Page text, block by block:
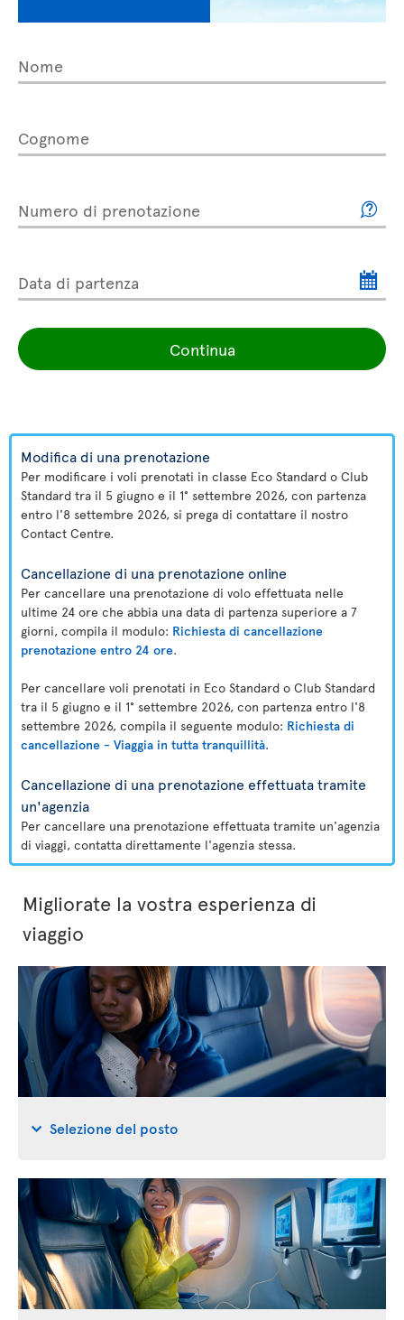
Nome
Cognome
Numero di prenotazione
Data di partenza
Continua
Modifica di una prenotazione
Per modificare i voli prenotati in classe Eco Standard o Club
Standard tra il 5 giugno e il 1° settembre 2026, con partenza
entro l'8 settembre 2026, si prega di contattare il nostro
Contact Centre.
Cancellazione di una prenotazione online
Per cancellare una prenotazione di volo effettuata nelle
ultime 24 ore che abbia una data di partenza superiore a 7
giorni, compila il modulo: Richiesta di cancellazione
prenotazione entro 24 ore.
Per cancellare voli prenotati in Eco Standard o Club Standard
tra il 5 giugno e il 1° settembre 2026, con partenza entro l'8
settembre 2026, compila il seguente modulo: Richiesta di
cancellazione - Viaggia in tutta tranquillità.
Cancellazione di una prenotazione effettuata tramite
un'agenzia
Per cancellare una prenotazione effettuata tramite un'agenzia
di viaggi, contatta direttamente l'agenzia stessa.
Migliorate la vostra esperienza di
viaggio
Selezione del posto